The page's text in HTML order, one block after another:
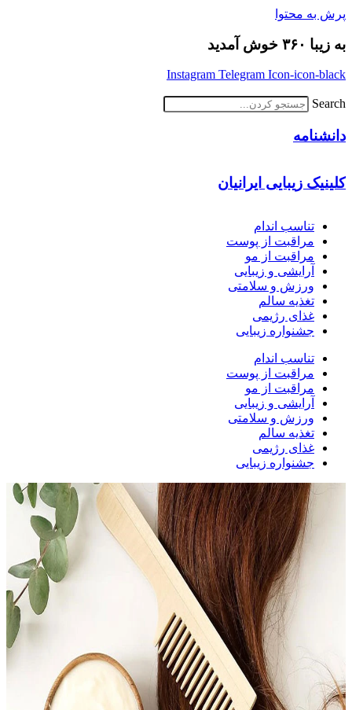
پرش به محتوا
به زیبا ۳۶۰ خوش آمدید
Instagram Telegram Icon-icon-black
Search
دانشنامه
کلینیک زیبایی ایرانیان
تناسب اندام
مراقبت از پوست
مراقبت از مو
آرایشی و زیبایی
ورزش و سلامتی
تغذیه سالم
غذای رژیمی
جشنواره زیبایی
تناسب اندام
مراقبت از پوست
مراقبت از مو
آرایشی و زیبایی
ورزش و سلامتی
تغذیه سالم
غذای رژیمی
جشنواره زیبایی